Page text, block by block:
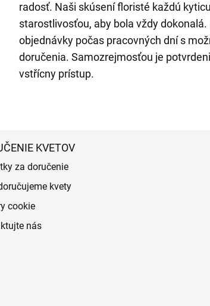
radosť. Naši skúsení floristé každú
starostlivosťou, aby bola vždy
objednávky počas pracovných dní s
doručenia. Samozrejmosťou je
vstřícny prístup.
KVETOV
za doručenie
kvety
cookie
nás